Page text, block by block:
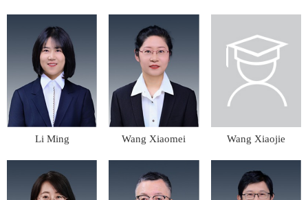
Li Ming Wang Xiaomei Wang Xiaojie